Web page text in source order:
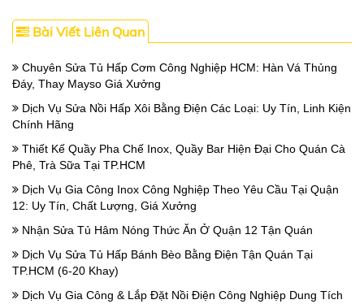
Bài Viết Liên Quan
Chuyên Sửa Tủ Hấp Cơm Công Nghiệp HCM: Hàn Vá Thủng
Đáy, Thay Mayso Giá Xưởng
Dịch Vụ Sửa Nồi Hấp Xôi Bằng Điện Các Loại: Uy Tín, Linh Kiện
Chính Hãng
Thiết Kế Quầy Pha Chế Inox, Quầy Bar Hiện Đại Cho Quán Cà
Phê, Trà Sữa Tại TP.HCM
Dịch Vụ Gia Công Inox Công Nghiệp Theo Yêu Cầu Tại Quận
12: Uy Tín, Chất Lượng, Giá Xưởng
Nhận Sửa Tủ Hâm Nóng Thức Ăn Ở Quận 12 Tận Quán
Dịch Vụ Sửa Tủ Hấp Bánh Bèo Bằng Điện Tận Quán Tại
TP.HCM (6-20 Khay)
Dịch Vụ Gia Công & Lắp Đặt Nồi Điện Công Nghiệp Dung Tích